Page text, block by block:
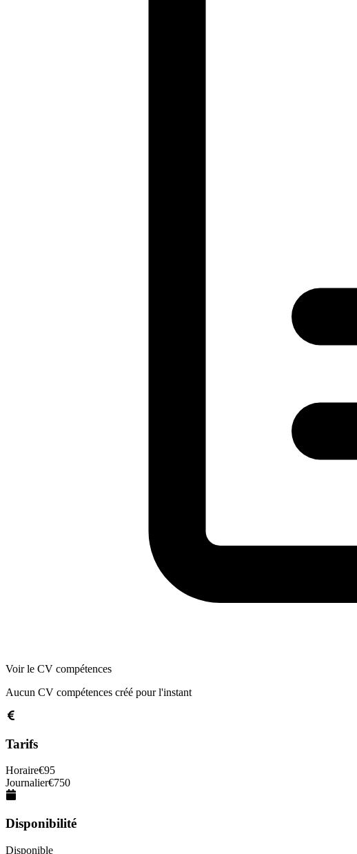
Voir le CV compétences
Aucun CV compétences créé pour l'instant
Tarifs
Horaire€95
Journalier€750
Disponibilité
Disponible